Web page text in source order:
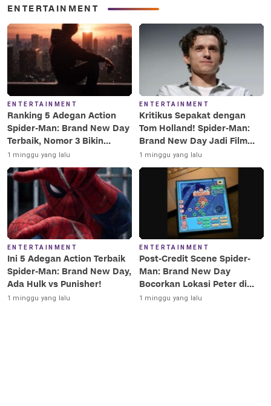
ENTERTAINMENT
ENTERTAINMENT
Ranking 5 Adegan Action
Spider-Man: Brand New Day
Terbaik, Nomor 3 Bikin
Terkesima!
1 minggu yang lalu
ENTERTAINMENT
Kritikus Sepakat dengan
Tom Holland! Spider-Man:
Brand New Day Jadi Film
Terbaik Era MCU
1 minggu yang lalu
ENTERTAINMENT
Ini 5 Adegan Action Terbaik
Spider-Man: Brand New Day,
Ada Hulk vs Punisher!
1 minggu yang lalu
ENTERTAINMENT
Post-Credit Scene Spider-
Man: Brand New Day
Bocorkan Lokasi Peter di
Luar Angkasa!
1 minggu yang lalu